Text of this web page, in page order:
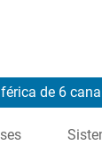
de 6